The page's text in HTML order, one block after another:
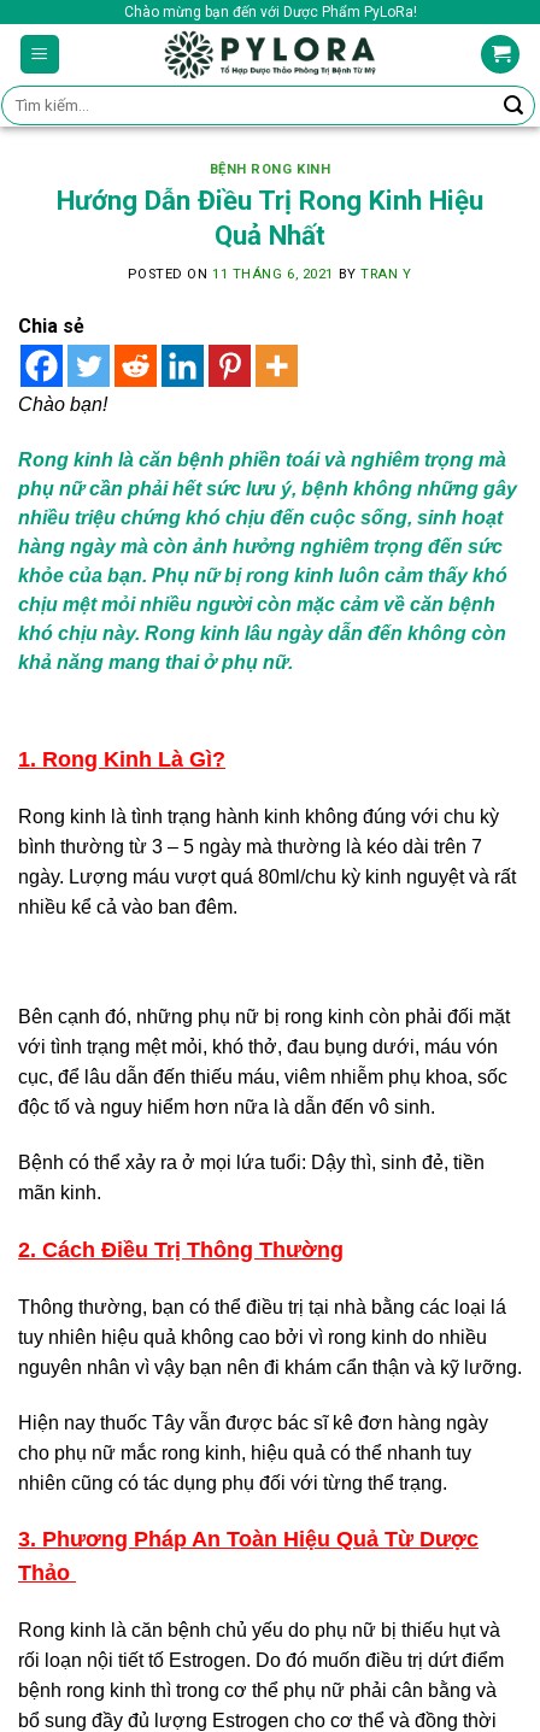
content
Chào mừng bạn đến với Dược Phẩm PyLoRa!
Tìm
kiếm:
BỆNH RONG KINH
Hướng Dẫn Điều Trị Rong Kinh Hiệu
Quả Nhất
POSTED ON 11 THÁNG 6, 2021 BYTRAN Y
Chia sẻ
Chào bạn!
Rong kinh là căn bệnh phiền toái và nghiêm trọng mà
phụ nữ cần phải hết sức lưu ý, bệnh không những gây
nhiều triệu chứng khó chịu đến cuộc sống, sinh hoạt
hàng ngày mà còn ảnh hưởng nghiêm trọng đến sức
khỏe của bạn. Phụ nữ bị rong kinh luôn cảm thấy khó
chịu mệt mỏi nhiều người còn mặc cảm về căn bệnh
khó chịu này. Rong kinh lâu ngày dẫn đến không còn
khả năng mang thai ở phụ nữ.
1. Rong Kinh Là Gì?
Rong kinh là tình trạng hành kinh không đúng với chu kỳ
bình thường từ 3 – 5 ngày mà thường là kéo dài trên 7
ngày. Lượng máu vượt quá 80ml/chu kỳ kinh nguyệt và rất
nhiều kể cả vào ban đêm.
Bên cạnh đó, những phụ nữ bị rong kinh còn phải đối mặt
với tình trạng mệt mỏi, khó thở, đau bụng dưới, máu vón
cục, để lâu dẫn đến thiếu máu, viêm nhiễm phụ khoa, sốc
độc tố và nguy hiểm hơn nữa là dẫn đến vô sinh.
Bệnh có thể xảy ra ở mọi lứa tuổi: Dậy thì, sinh đẻ, tiền
mãn kinh.
2. Cách Điều Trị Thông Thường
Thông thường, bạn có thể điều trị tại nhà bằng các loại lá
tuy nhiên hiệu quả không cao bởi vì rong kinh do nhiều
nguyên nhân vì vậy bạn nên đi khám cẩn thận và kỹ lưỡng.
Hiện nay thuốc Tây vẫn được bác sĩ kê đơn hàng ngày
cho phụ nữ mắc rong kinh, hiệu quả có thể nhanh tuy
nhiên cũng có tác dụng phụ đối với từng thể trạng.
3. Phương Pháp An Toàn Hiệu Quả Từ Dược
Thảo
Rong kinh là căn bệnh chủ yếu do phụ nữ bị thiếu hụt và
rối loạn nội tiết tố Estrogen. Do đó muốn điều trị dứt điểm
bệnh rong kinh thì trong cơ thể phụ nữ phải cân bằng và
bổ sung đầy đủ lượng Estrogen cho cơ thể và đồng thời